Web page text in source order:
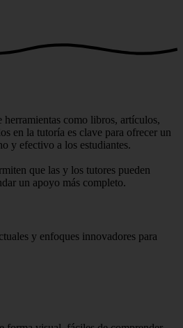
como libros, artículos,
en la tutoría es clave para ofrecer un
y efectivo a los estudiantes.
que las y los tutores pueden
un apoyo más completo.
y enfoques innovadores para